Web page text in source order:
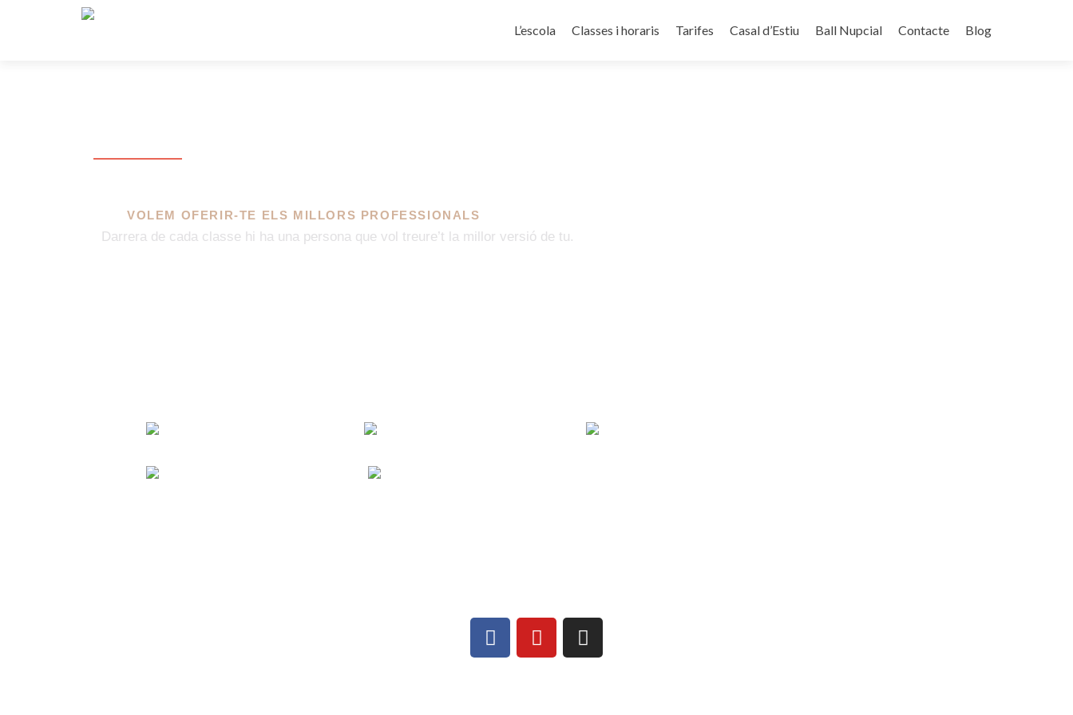
L’escola Classes i horaris Tarifes Casal d’Estiu Ball Nupcial Contacte Blog
VOLEM OFERIR-TE ELS MILLORS PROFESSIONALS
Darrera de cada classe hi ha una persona que vol treure’t la millor versió de tu.